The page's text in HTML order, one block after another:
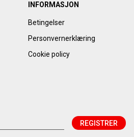
INFORMASJON
Betingelser
Personvernerklæring
Cookie policy
REGISTRER